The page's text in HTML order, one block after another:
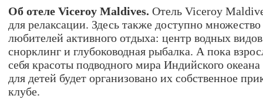
Об отеле Viceroy Maldives. Отель Viceroy
для релаксации. Здесь также доступно множество
любителей активного отдыха: центр водных
снорклинг и глубоководная рыбалка. А пока
себя красоты подводного мира Индийского
для детей будет организовано их собственное
клубе.